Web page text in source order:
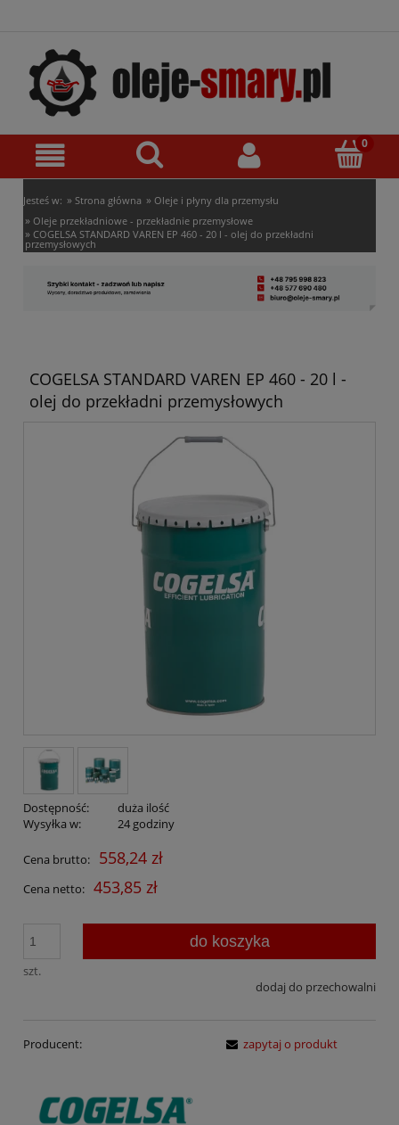
Jesteś w: » Strona główna » Oleje i płyny dla przemysłu
» Oleje przekładniowe - przekładnie przemysłowe
» COGELSA STANDARD VAREN EP 460 - 20 l - olej do przekładni
przemysłowych
COGELSA STANDARD VAREN EP 460 - 20 l -
olej do przekładni przemysłowych
Dostępność:
duża ilość
Wysyłka w:
24 godziny
Cena brutto: 558,24 zł
Cena netto: 453,85 zł
szt.
do koszyka
dodaj do przechowalni
Producent: zapytaj o produkt